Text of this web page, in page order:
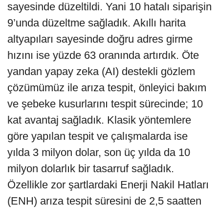
sayesinde düzeltildi. Yani 10 hatalı siparişin
9’unda düzeltme sağladık. Akıllı harita
altyapıları sayesinde doğru adres girme
hızını ise yüzde 63 oranında artırdık. Öte
yandan yapay zeka (AI) destekli gözlem
çözümümüz ile arıza tespit, önleyici bakım
ve şebeke kusurlarını tespit sürecinde; 10
kat avantaj sağladık. Klasik yöntemlere
göre yapılan tespit ve çalışmalarda ise
yılda 3 milyon dolar, son üç yılda da 10
milyon dolarlık bir tasarruf sağladık.
Özellikle zor şartlardaki Enerji Nakil Hatları
(ENH) arıza tespit süresini de 2,5 saatten